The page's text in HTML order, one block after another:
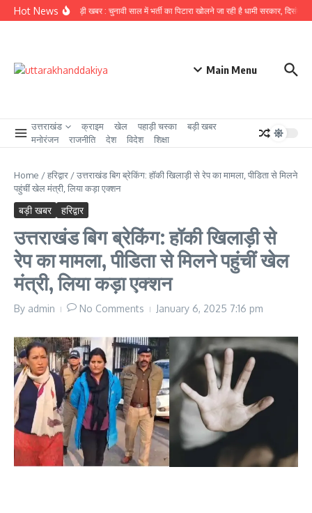
Skip to content
Hot News
उत्तराखंड से बड़ी खबर : चुनावी साल में भर्ती का पिटारा खोलने जा रही है धामी सरकार, दिसंबर
Main Menu
उत्तराखंड क्राइम खेल पहाड़ी चस्का
बड़ी खबर
मनोरंजन
राजनीति देश विदेश शिक्षा
Home /हरिद्वार /उत्तराखंड बिग ब्रेकिंग: हॉकी खिलाड़ी से रेप का मामला, पीडिता से मिलने
पहुंचीं खेल मंत्री, लिया कड़ा एक्शन
बड़ी खबर हरिद्वार
उत्तराखंड बिग ब्रेकिंग: हॉकी खिलाड़ी से
रेप का मामला, पीडिता से मिलने पहुंचीं खेल
मंत्री, लिया कड़ा एक्शन
By admin No Comments January 6, 2025 7:16 pm